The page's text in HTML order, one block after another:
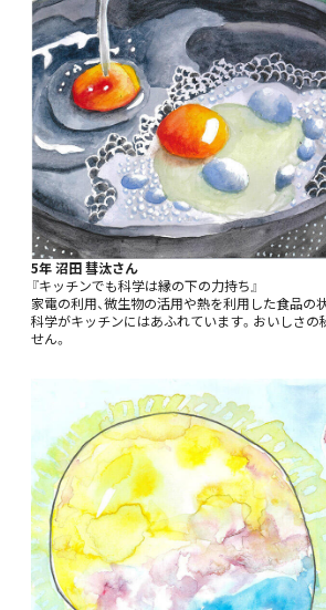
5年 沼田 彗汰さん
『キッチンでも科学は縁の下の力持ち』
家電の利用、微生物の活用や熱を利用した食品の
科学がキッチンにはあふれています。おいしさの
せん。